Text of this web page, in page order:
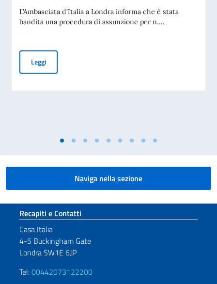
L’Ambasciata d'Italia a Londra informa che è stata
bandita una procedura di assunzione per n....
LeggiAVVISO ASSUNZIONE DI 1 IMPIEGATO/A A CONTRATTO
Naviga nella sezione
Sezione footer
Recapiti e Contatti
Casa Italia
4-5 Buckingham Gate
Londra SW1E 6JP
Tel:00442073122200